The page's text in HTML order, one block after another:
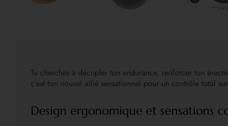
Tu cherches à décupler ton endurance, renforcer ton
c’est ton nouvel allié sensationnel pour un contrôle total
Design ergonomique et sensations